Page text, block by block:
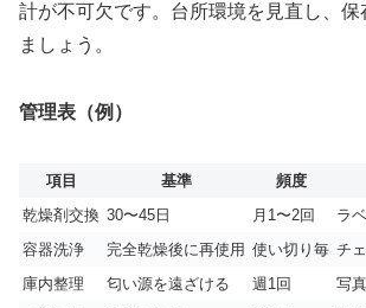
計が不可欠です。台所環境を見直し、保
ましょう。
管理表（例）
項目 基準 頻度
乾燥剤交換 30〜45日 月1〜2回
ラ
容器洗浄
完全乾燥後に再使用 使い切り毎 チ
庫内整理
匂い源を遠ざける 週1回
写